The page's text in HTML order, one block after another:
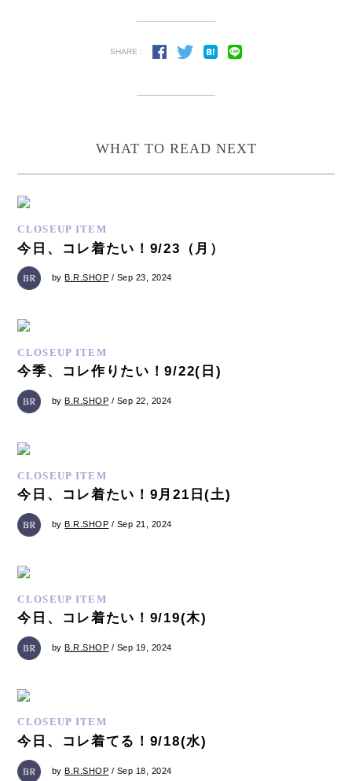
SHARE :
WHAT TO READ NEXT
CLOSEUP ITEM
今日、コレ着たい！9/23（月）
by B.R.SHOP / Sep 23, 2024
CLOSEUP ITEM
今季、コレ作りたい！9/22(日)
by B.R.SHOP / Sep 22, 2024
CLOSEUP ITEM
今日、コレ着たい！9月21日(土)
byB.R.SHOP / Sep 21, 2024
CLOSEUP ITEM
今日、コレ着たい！9/19(木)
byB.R.SHOP / Sep 19, 2024
CLOSEUP ITEM
今日、コレ着てる！9/18(水)
byB.R.SHOP / Sep 18, 2024